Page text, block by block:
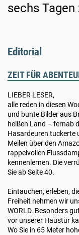
sechs
Editorial
ZEIT FÜR
LIEBER LESER,
alle reden in diesen
und bunte Bilder aus
heißen Land – fernab
Hasardeuren tuckerte
Meilen über den
rappelvollen
kennenlernen. Die
Sie ab Seite 40.
Eintauchen, erleben,
Freiheit nehmen wir
WORLD. Besonders
vor unserer Haustür
Wo Sie in 65 Meter